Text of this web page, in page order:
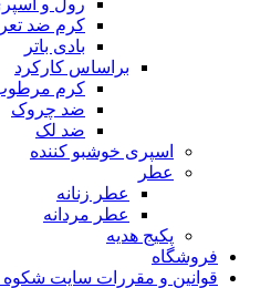
رول و
کرم ضد
بادی باتر
براساس کارکرد
کرم
ضد چروک
ضد لک
اسپری خوشبو کننده
عطر
عطر زنانه
عطر مردانه
پکیج هدیه
فروشگاه
قوانین و مقررات سایت